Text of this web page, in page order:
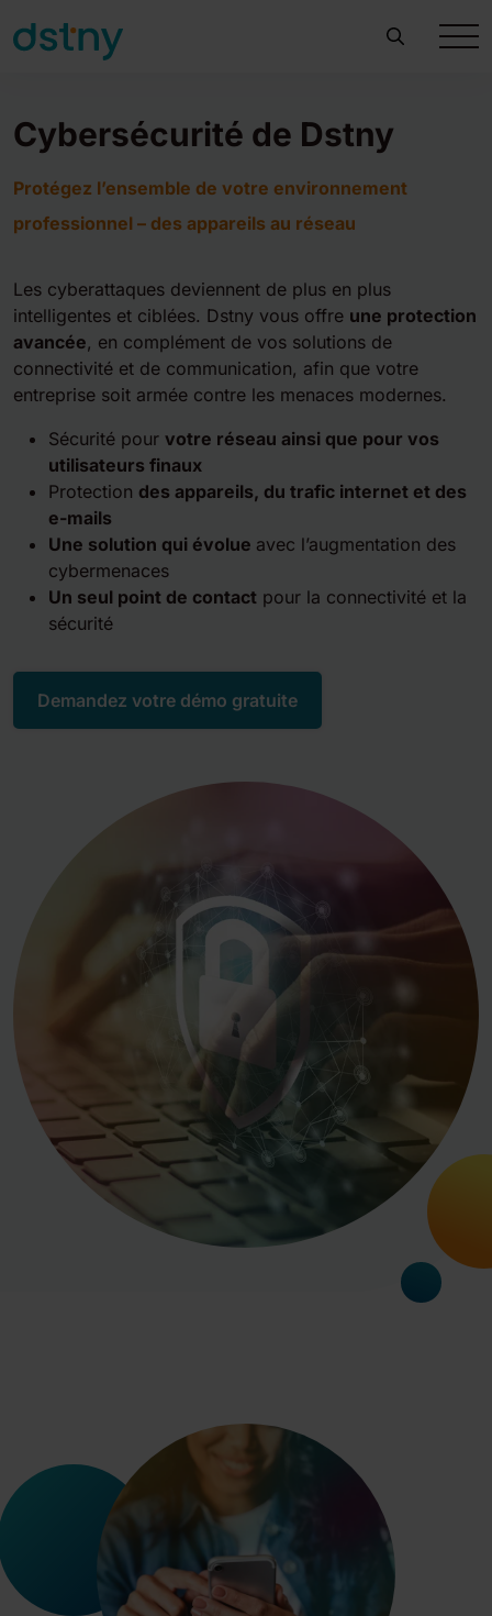
Cybersécurité de Dstny
Protégez l’ensemble de votre environnement
professionnel – des appareils au réseau
Les cyberattaques deviennent de plus en plus
intelligentes et ciblées. Dstny vous offre une protection
avancée, en complément de vos solutions de
connectivité et de communication, afin que votre
entreprise soit armée contre les menaces modernes.
Sécurité pour votre réseau ainsi que pour vos
utilisateurs finaux
Protection des appareils, du trafic internet et des
e-mails
Une solution qui évolue avec l’augmentation des
cybermenaces
Un seul point de contact pour la connectivité et la
sécurité
Demandez votre démo gratuite